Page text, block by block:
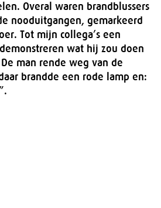
Overal waren brandblussers
nooduitgangen, gemarkeerd
Tot mijn collega’s een
wat hij zou doen
man rende weg van de
brandde een rode lamp en: